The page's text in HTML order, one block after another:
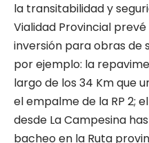
la transitabilidad y
Vialidad Provincial
inversión para obras de
por ejemplo: la
largo de los 34 Km que
el empalme de la RP 2;
desde La Campesina
bacheo en la Ruta